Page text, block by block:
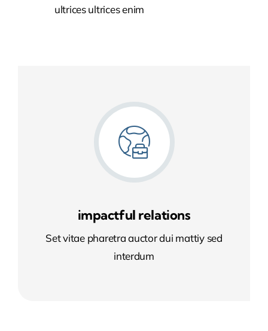
ultrices ultrices enim
impactful relations
Set vitae pharetra auctor dui mattiy sed
interdum